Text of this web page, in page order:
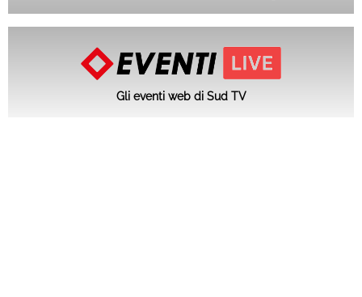
Gli eventi web di Sud TV